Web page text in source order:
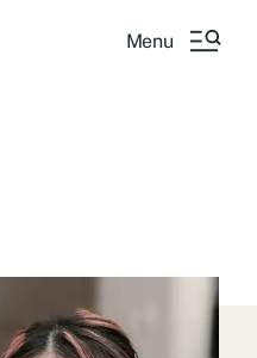
Menu